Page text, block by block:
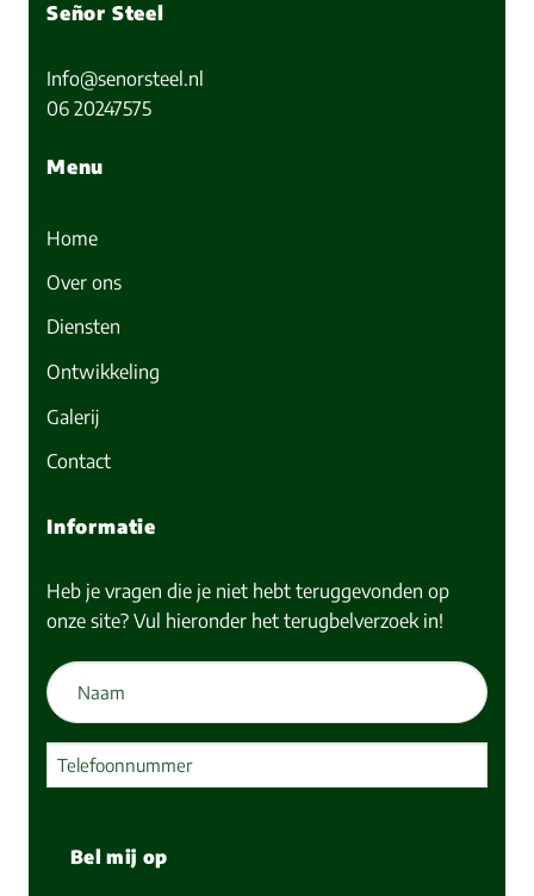
Señor Steel
Info@senorsteel.nl
06 20247575
Menu
Home
Over ons
Diensten
Ontwikkeling
Galerij
Contact
Informatie
Heb je vragen die je niet hebt teruggevonden op
onze site? Vul hieronder het terugbelverzoek in!
Naam
Telefoon(Vereist)
Bel mij op